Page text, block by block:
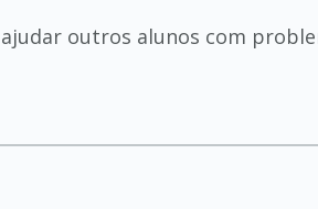
outros alunos com